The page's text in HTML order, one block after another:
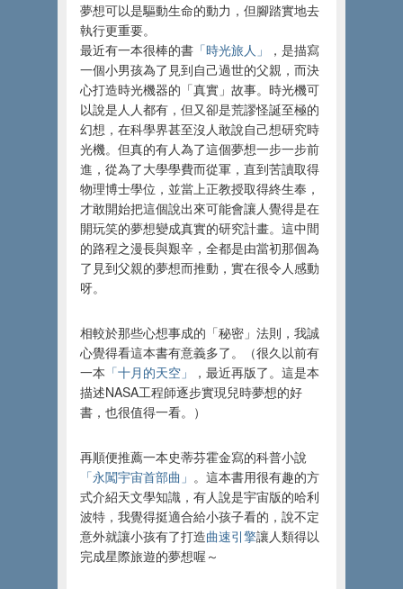
夢想可以是驅動生命的動力，但腳踏實地去
執行更重要。
最近有一本很棒的書「時光旅人」
，是描寫
一個小男孩為了見到自己過世的父親，而決
心打造時光機器的「真實」故事。時光機可
以說是人人都有，但又卻是荒謬怪誕至極的
幻想，在科學界甚至沒人敢說自己想研究時
光機。但真的有人為了這個夢想一步一步前
進，從為了大學學費而從軍，直到苦讀取得
物理博士學位，並當上正教授取得終生奉，
才敢開始把這個說出來可能會讓人覺得是在
開玩笑的夢想變成真實的研究計畫。這中間
的路程之漫長與艱辛，全都是由當初那個為
了見到父親的夢想而推動，實在很令人感動
呀。
相較於那些心想事成的「秘密」法則，我誠
心覺得看這本書有意義多了。（很久以前有
一本 「十月的天空」
，最近再版了。這是本
描述NASA工程師逐步實現兒時夢想的好
書，也很值得一看。）
再順便推薦一本史蒂芬霍金寫的科普小說
「永闖宇宙首部曲」 。這本書用很有趣的方
式介紹天文學知識，有人說是宇宙版的哈利
波特，我覺得挺適合給小孩子看的，說不定
意外就讓小孩有了打造曲速引擎讓人類得以
完成星際旅遊的夢想喔～